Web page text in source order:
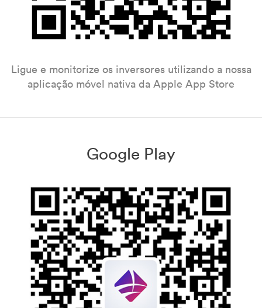
Ligue e monitorize os inversores utilizando a nossa
aplicação móvel nativa da Apple App Store
Google Play